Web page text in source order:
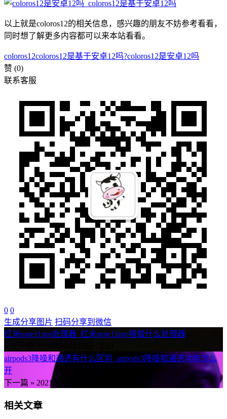
以上就是coloros12的相关信息，感兴趣的朋友不妨参考看看，
同时想了解更多内容都可以来本站看看。
coloros12coloros12是基于安卓12吗?coloros12是安卓12吗
赞 (0)
联系客服
0 0
生成分享图片 扫码分享到微信
红米note11pro处理器_红米note11pro搭载什么处理器
airpods3降噪和通透有什么区别_airpods3降噪和通透功能怎么
开
下一篇 » 2021年10月23日 18:13
相关文章